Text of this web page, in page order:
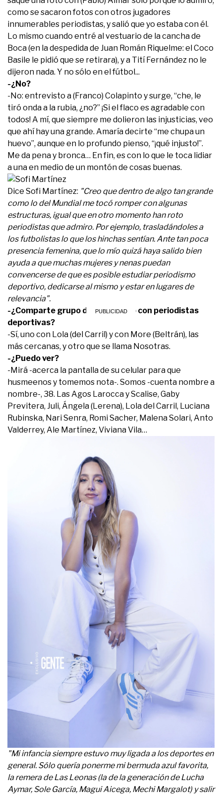
como se sacaron fotos con otros jugadores
innumerables periodistas, y salió que yo estaba con él.
Lo mismo cuando entré al vestuario de la cancha de
Boca (en la despedida de Juan Román Riquelme: el Coco
Basile le pidió que se retirara), y a Tití Fernández no le
dijeron nada. Y no sólo en el fútbol...
-¿No?
-No: entrevisto a (Franco) Colapinto y surge, “che, le
tiró onda a la rubia, ¿no?” ¡Si el flaco es agradable con
todos! A mí, que siempre me dolieron las injusticias, veo
que ahí hay una grande. Amaría decirte “me chupa un
huevo”, aunque en lo profundo pienso, “¡qué injusto!”.
Me da pena y bronca… En fin, es con lo que le toca lidiar
a una en medio de un montón de cosas buenas.
Dice Sofi Martínez: "Creo que dentro de algo tan grande
como lo del Mundial me tocó romper con algunas
estructuras, igual que en otro momento han roto
periodistas que admiro. Por ejemplo, trasladándoles a
los futbolistas lo que los hinchas sentían. Ante tan poca
presencia femenina, que lo mío quizá haya salido bien
ayuda a que muchas mujeres y nenas puedan
convencerse de que es posible estudiar periodismo
deportivo, dedicarse al mismo y estar en lugares de
relevancia".
-¿Comparte grupo de WhatsApp con periodistas
deportivas?
-Sí, uno con Lola (del Carril) y con More (Beltrán), las
más cercanas, y otro que se llama Nosotras.
-¿Puedo ver?
-Mirá -acerca la pantalla de su celular para que
husmeenos y tomemos nota-. Somos -cuenta nombre a
nombre-, 38. Las Agos Larocca y Scalise, Gaby
Previtera, Juli, Ángela (Lerena), Lola del Carril, Luciana
Rubinska, Nari Senra, Romi Sacher, Malena Solari, Anto
Valderrey, Ale Martínez, Viviana Vila…
"Mi infancia siempre estuvo muy ligada a los deportes en
general. Sólo quería ponerme mi bermuda azul favorita,
la remera de Las Leonas (la de la generación de Lucha
Aymar, Sole García, Magui Aicega, Mechi Margalot) y salir